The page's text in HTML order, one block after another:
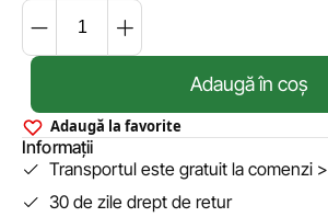
Adaugă în coș
Adaugă la favorite
Informații
Transportul este gratuit la comenzi >
30 de zile drept de retur